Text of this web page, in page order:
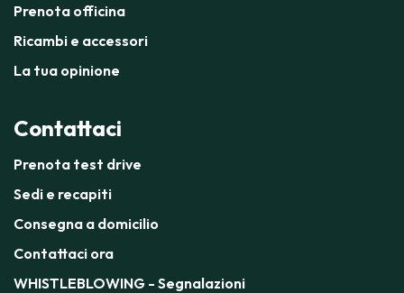
Prenota officina
Ricambi e accessori
La tua opinione
Contattaci
Prenota test drive
Sedi e recapiti
Consegna a domicilio
Contattaci ora
WHISTLEBLOWING - Segnalazioni